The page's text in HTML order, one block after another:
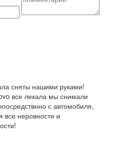
сняты нашими руками!
все лекала мы снимали
с автомобиля,
все неровности и